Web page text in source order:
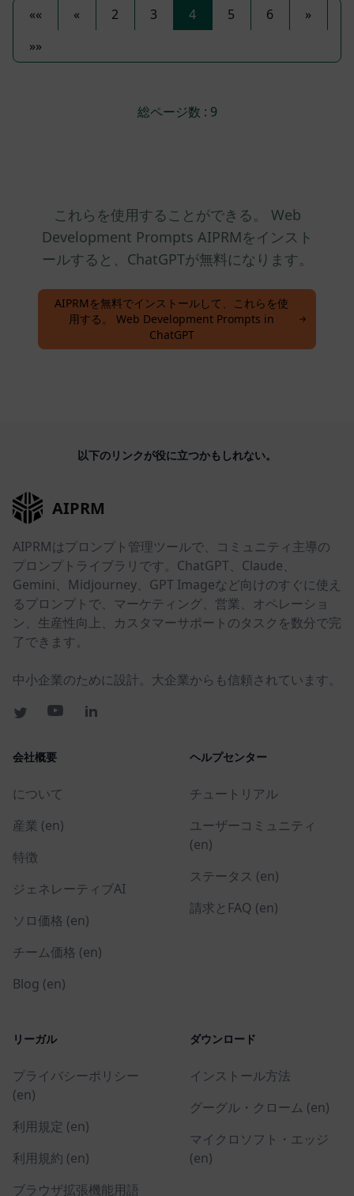
«« « 2 3 4 5 6
»
»»
総ページ数 : 9
これらを使用することができる。 Web
Development Prompts AIPRMをインスト
ールすると、ChatGPTが無料になります。
AIPRMを無料でインストールして、これらを使
用する。 Web Development Prompts in
ChatGPT
以下のリンクが役に立つかもしれない。
AIPRM
AIPRMはプロンプト管理ツールで、コミュニティ主導の
プロンプトライブラリです。ChatGPT、Claude、
Gemini、Midjourney、GPT Imageなど向けのすぐに使え
るプロンプトで、マーケティング、営業、オペレーショ
ン、生産性向上、カスタマーサポートのタスクを数分で完
了できます。
中小企業のために設計。大企業からも信頼されています。
会社概要
について
産業 (en)
特徴
ジェネレーティブAI
ソロ価格 (en)
チーム価格 (en)
Blog (en)
ヘルプセンター
チュートリアル
ユーザーコミュニティ
(en)
ステータス (en)
請求とFAQ (en)
リーガル
プライバシーポリシー
(en)
利用規定 (en)
利用規約 (en)
ブラウザ拡張機能用語
ダウンロード
インストール方法
グーグル・クローム (en)
マイクロソフト・エッジ
(en)